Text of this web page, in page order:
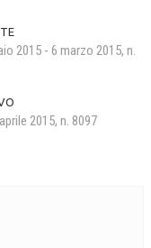
2015 - 6 marzo 2015, n.
2015, n. 8097